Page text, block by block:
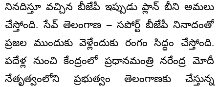
నినదిస్తూ వచ్చిన బీజేపీ ఇప్పుడు ప్లాన్ బీని అమలు
చేస్తోంది. సేవ్ తెలంగాణ – సపోర్ట్ బీజేపీ నినాదంతో
ప్రజల ముందుకు వెళ్లేందుకు రంగం సిద్ధం చేస్తోంది.
పదేళ్ల నుంచి కేంద్రంలో ప్రధానమంత్రి నరేంద్ర మోదీ
నేతృత్వంలోని ప్రభుత్వం తెలంగాణకు చేస్తున్న